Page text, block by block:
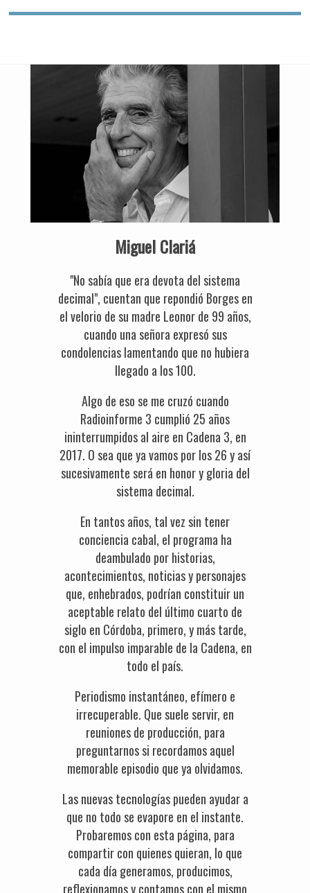
Miguel Clariá
"No sabía que era devota del sistema
decimal", cuentan que repondió Borges en
el velorio de su madre Leonor de 99 años,
cuando una señora expresó sus
condolencias lamentando que no hubiera
llegado a los 100.
Algo de eso se me cruzó cuando
Radioinforme 3 cumplió 25 años
ininterrumpidos al aire en Cadena 3, en
2017. O sea que ya vamos por los 26 y así
sucesivamente será en honor y gloria del
sistema decimal.
En tantos años, tal vez sin tener
conciencia cabal, el programa ha
deambulado por historias,
acontecimientos, noticias y personajes
que, enhebrados, podrían constituir un
aceptable relato del último cuarto de
siglo en Córdoba, primero, y más tarde,
con el impulso imparable de la Cadena, en
todo el país.
Periodismo instantáneo, efímero e
irrecuperable. Que suele servir, en
reuniones de producción, para
preguntarnos si recordamos aquel
memorable episodio que ya olvidamos.
Las nuevas tecnologías pueden ayudar a
que no todo se evapore en el instante.
Probaremos con esta página, para
compartir con quienes quieran, lo que
cada día generamos, producimos,
reflexionamos y contamos con el mismo